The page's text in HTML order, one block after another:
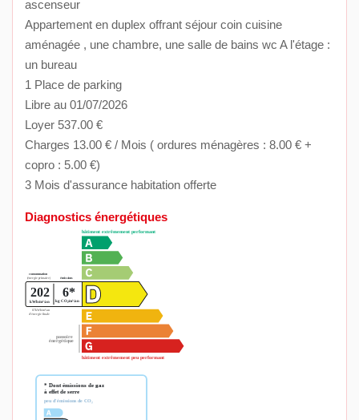
ascenseur
Appartement en duplex offrant séjour coin cuisine
aménagée , une chambre, une salle de bains wc A l'étage :
un bureau
1 Place de parking
Libre au 01/07/2026
Loyer 537.00 €
Charges 13.00 € / Mois ( ordures ménagères : 8.00 € +
copro : 5.00 €)
3 Mois d'assurance habitation offerte
Diagnostics énergétiques